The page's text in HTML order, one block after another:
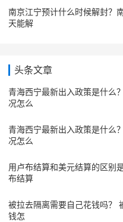
南京江宁预计什么时候解封？
天能解
头条文章
青海西宁最新出入政策是什么
况怎么
青海西宁最新出入政策是什么
况怎么
用卢布结算和美元结算的区别
布结算
被拉去隔离需要自己花钱吗？
钱怎